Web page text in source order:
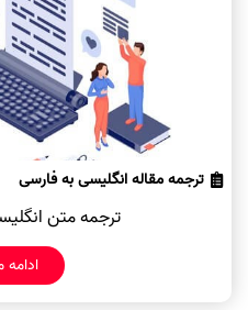
ترجمه مقاله انگلیسی به فارسی
ترجمه متن